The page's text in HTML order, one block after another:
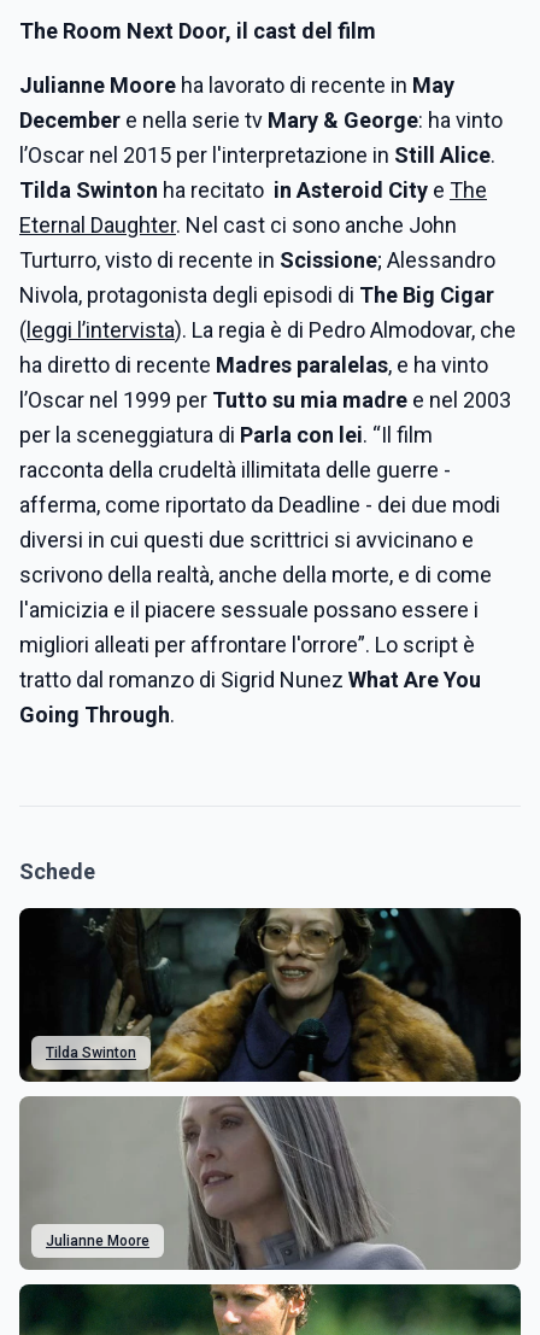
The Room Next Door, il cast del film
Julianne Moore ha lavorato di recente in May
December e nella serie tv Mary & George: ha vinto
l’Oscar nel 2015 per l'interpretazione in Still Alice.
Tilda Swinton ha recitato in Asteroid City e The
Eternal Daughter. Nel cast ci sono anche John
Turturro, visto di recente in Scissione; Alessandro
Nivola, protagonista degli episodi di The Big Cigar
( leggi l’intervista). La regia è di Pedro Almodovar, che
ha diretto di recente Madres paralelas, e ha vinto
l’Oscar nel 1999 per Tutto su mia madre e nel 2003
per la sceneggiatura di Parla con lei. “Il film
racconta della crudeltà illimitata delle guerre -
afferma, come riportato da Deadline - dei due modi
diversi in cui questi due scrittrici si avvicinano e
scrivono della realtà, anche della morte, e di come
l'amicizia e il piacere sessuale possano essere i
migliori alleati per affrontare l'orrore”. Lo script è
tratto dal romanzo di Sigrid Nunez What Are You
Going Through.
Schede
Tilda Swinton
Julianne Moore